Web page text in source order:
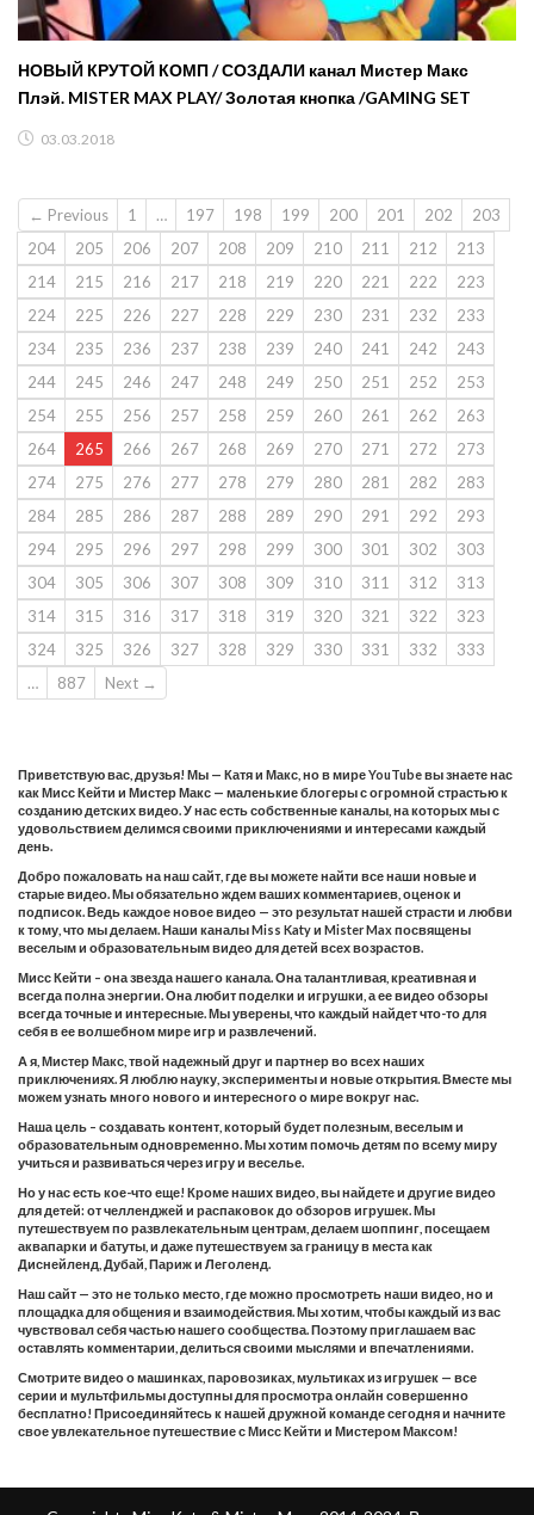
НОВЫЙ КРУТОЙ КОМП / СОЗДАЛИ канал Мистер Макс
Плэй. MISTER MAX PLAY/ Золотая кнопка /GAMING SET
03.03.2018
← Previous 1 … 197 198 199 200 201 202
203
204
205 206 207 208 209 210 211 212
213
214
215 216 217 218 219 220 221 222
223
224
225 226 227 228 229 230 231 232
233
234
235 236 237 238 239 240 241 242
243
244
245 246 247 248 249 250 251 252
253
254
255 256 257 258 259 260 261 262
263
264
265 266 267 268 269 270 271 272
273
274
275 276 277 278 279 280 281 282
283
284
285 286 287 288 289 290 291 292
293
294
295 296 297 298 299 300 301 302
303
304
305 306 307 308 309 310 311 312
313
314
315 316 317 318 319 320 321 322
323
324
325 326 327 328 329 330 331 332
333
…
887 Next →
Приветствую вас, друзья! Мы — Катя и Макс, но в мире YouTube вы знаете нас
как Мисс Кейти и Мистер Макс — маленькие блогеры с огромной страстью к
созданию детских видео. У нас есть собственные каналы, на которых мы с
удовольствием делимся своими приключениями и интересами каждый
день.
Добро пожаловать на наш сайт, где вы можете найти все наши новые и
старые видео. Мы обязательно ждем ваших комментариев, оценок и
подписок. Ведь каждое новое видео — это результат нашей страсти и любви
к тому, что мы делаем. Наши каналы Miss Katy и Mister Max посвящены
веселым и образовательным видео для детей всех возрастов.
Мисс Кейти – она звезда нашего канала. Она талантливая, креативная и
всегда полна энергии. Она любит поделки и игрушки, а ее видео обзоры
всегда точные и интересные. Мы уверены, что каждый найдет что-то для
себя в ее волшебном мире игр и развлечений.
А я, Мистер Макс, твой надежный друг и партнер во всех наших
приключениях. Я люблю науку, эксперименты и новые открытия. Вместе мы
можем узнать много нового и интересного о мире вокруг нас.
Наша цель – создавать контент, который будет полезным, веселым и
образовательным одновременно. Мы хотим помочь детям по всему миру
учиться и развиваться через игру и веселье.
Но у нас есть кое-что еще! Кроме наших видео, вы найдете и другие видео
для детей: от челленджей и распаковок до обзоров игрушек. Мы
путешествуем по развлекательным центрам, делаем шоппинг, посещаем
аквапарки и батуты, и даже путешествуем за границу в места как
Диснейленд, Дубай, Париж и Леголенд.
Наш сайт — это не только место, где можно просмотреть наши видео, но и
площадка для общения и взаимодействия. Мы хотим, чтобы каждый из вас
чувствовал себя частью нашего сообщества. Поэтому приглашаем вас
оставлять комментарии, делиться своими мыслями и впечатлениями.
Смотрите видео о машинках, паровозиках, мультиках из игрушек — все
серии и мультфильмы доступны для просмотра онлайн совершенно
бесплатно! Присоединяйтесь к нашей дружной команде сегодня и начните
свое увлекательное путешествие с Мисс Кейти и Мистером Максом!